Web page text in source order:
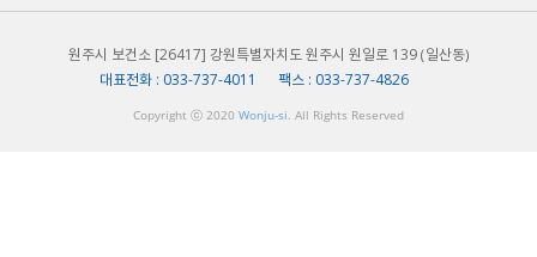
원주시 보건소 [26417] 강원특별자치도 원주시 원일로 139 （일산동）
대표전화 : 033-737-4011 팩스 : 033-737-4826
Copyright ⓒ 2020 Wonju-si. All Rights Reserved